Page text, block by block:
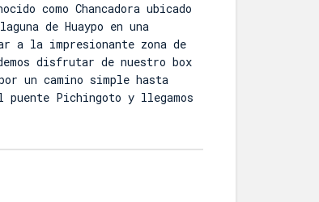
como Chancadora ubicado
de Huaypo en una
a la impresionante zona de
disfrutar de nuestro box
un camino simple hasta
Pichingoto y llegamos